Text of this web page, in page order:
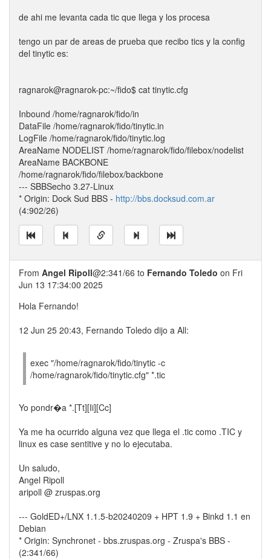
de ahi me levanta cada tic que llega y los procesa
tengo un par de areas de prueba que recibo tics y la config
del tinytic es:
ragnarok@ragnarok-pc:~/fido$ cat tinytic.cfg
Inbound /home/ragnarok/fido/in
DataFile /home/ragnarok/fido/tinytic.in
LogFile /home/ragnarok/fido/tinytic.log
AreaName NODELIST /home/ragnarok/fido/filebox/nodelist
AreaName BACKBONE
/home/ragnarok/fido/filebox/backbone
--- SBBSecho 3.27-Linux
* Origin: Dock Sud BBS - http://bbs.docksud.com.ar
(4:902/26)
From Angel Ripoll@2:341/66 to Fernando Toledo on Fri
Jun 13 17:34:00 2025
Hola Fernando!
12 Jun 25 20:43, Fernando Toledo dijo a All:
exec "/home/ragnarok/fido/tinytic -c
/home/ragnarok/fido/tinytic.cfg" *.tic
Yo pondr�a *.[Tt][Ii][Cc]
Ya me ha ocurrido alguna vez que llega el .tic como .TIC y
linux es case sentitive y no lo ejecutaba.
Un saludo,
Angel Ripoll
aripoll @ zruspas.org
--- GoldED+/LNX 1.1.5-b20240209 + HPT 1.9 + Binkd 1.1 en
Debian
* Origin: Synchronet - bbs.zruspas.org - Zruspa's BBS -
(2:341/66)